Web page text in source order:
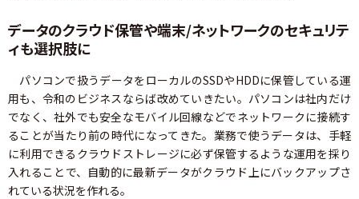
データのクラウド保管や端末/ネットワークのセキュリテ
ィも選択肢に
パソコンで扱うデータをローカルのSSDやHDDに保管している運
用も、令和のビジネスならば改めていきたい。パソコンは社内だけ
でなく、社外でも安全なモバイル回線などでネットワークに接続す
ることが当たり前の時代になってきた。業務で使うデータは、手軽
に利用できるクラウドストレージに必ず保管するような運用を採り
入れることで、自動的に最新データがクラウド上にバックアップさ
れている状況を作れる。